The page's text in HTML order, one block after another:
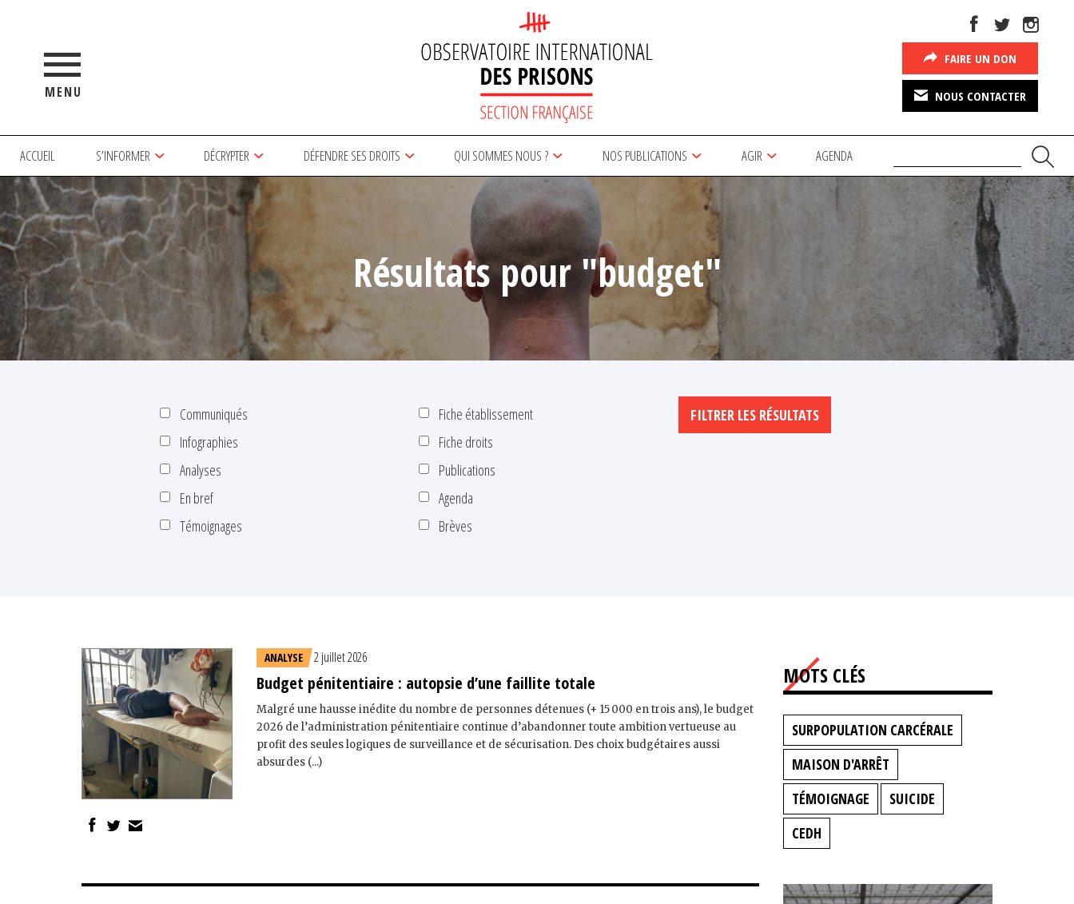
MENU
FAIRE UN DON
NOUS CONTACTER
ACCUEIL S’INFORMER DÉCRYPTER DÉFENDRE SES DROITS QUI SOMMES NOUS ? NOS PUBLICATIONS AGIR AGENDA
Résultats pour "budget"
Communiqués
Infographies
Analyses
En bref
Témoignages
Fiche établissement
Fiche droits
Publications
Agenda
Brèves
ANALYSE 2 juillet 2026
Budget pénitentiaire : autopsie d’une faillite totale
Malgré une hausse inédite du nombre de personnes détenues (+ 15 000 en trois ans), le budget
2026 de l’administration pénitentiaire continue d’abandonner toute ambition vertueuse au
profit des seules logiques de surveillance et de sécurisation. Des choix budgétaires aussi
absurdes (...)
MOTS CLÉS
SURPOPULATION CARCÉRALE
MAISON D'ARRÊT
TÉMOIGNAGE
SUICIDE
CEDH